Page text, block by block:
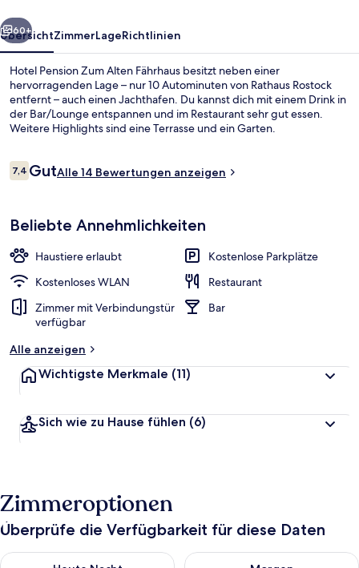
Weiter
60+
ÜbersichtZimmerLageRichtlinien
Hotel Pension Zum Alten Fährhaus besitzt neben einer
hervorragenden Lage – nur 10 Autominuten von Rathaus Rostock
entfernt – auch einen Jachthafen. Du kannst dich mit einem Drink in
der Bar/Lounge entspannen und im Restaurant sehr gut essen.
Weitere Highlights sind eine Terrasse und ein Garten.
Bewertungen
7,47,4 von 10.
GutAlle 14 Bewertungen anzeigen
Beliebte Annehmlichkeiten
Haustiere erlaubt
Kostenlose Parkplätze
Kostenloses WLAN
Restaurant
Zimmer mit Verbindungstür
verfügbar
Bar
Alle anzeigen
Wichtigste Merkmale (11)
Sich wie zu Hause fühlen (6)
Zimmeroptionen
Überprüfe die Verfügbarkeit für diese Daten
Überprüfe die Verfügbarkeit für heute Nacht, Aug. 7 - Aug. 8.
Überprüfe die Verfügbarkeit